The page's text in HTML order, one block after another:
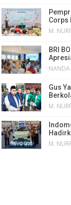
Corps
M.
BRI
Gus
M.
M.